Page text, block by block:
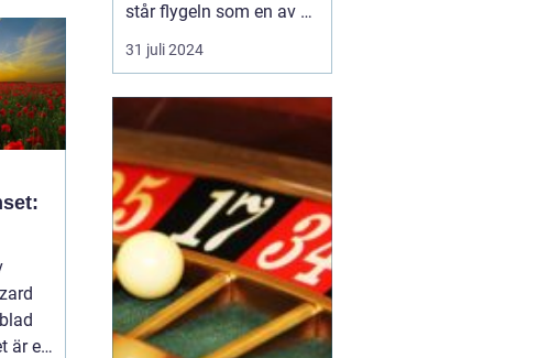
är en
står flygeln som en av de
mest beundrade och
respekterade
Dess eleganta form och
kraftfulla klangfärg ger
den en unik plats i
musiker och lyssnares
hj&...
31 juli 2024